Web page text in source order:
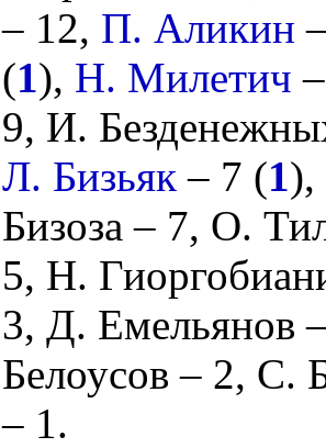
– 12, П. Аликин
(1), Н. Милетич
9, И.
Л. Бизьяк – 7 (1),
Бизоза – 7, О.
5, Н.
3, Д. Емельянов
Белоусов – 2, С.
– 1.